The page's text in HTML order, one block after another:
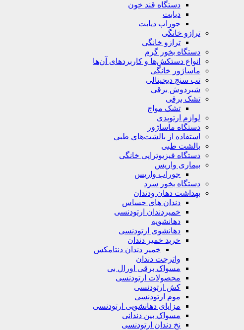
دستگاه قند خون
دیابت
جوراب دیابت
ترازو خانگی
ترازو خانگی
دستگاه بخور گرم
انواع دستکش‌ها و کاربردهای آن‌ها
ماساژور خانگی
تب سنج دیجیتالی
شیردوش برقی
تشک برقی
تشک مواج
لوازم ارتوپدی
دستگاه ماساژور
استفاده از بالشت‌های طبی
بالشت‌ طبی
دستگاه فیزیوتراپی خانگی
بیماری واریس
جوراب واریس
دستگاه‌ بخور سرد
بهداشت دهان ودندان
دندان های حساس
خمیردندان ارتودنسی
دهانشویه‌
دهانشوی ارتودنسی
خرید خمیر دندان
خمیر دندان دنتامکس
واترجت دندان
مسواک برقی اورال بی
محصولات ارتودنسی
کش ارتودنسی
موم ارتودنسی
مزایای دهانشویی ارتودنسی
مسواک بین دندانی
نخ دندان ارتودنسی